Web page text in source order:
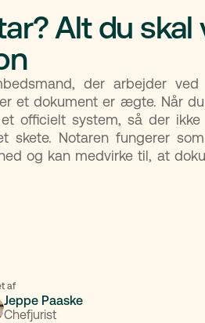
Alt du
der arbejder
et dokument er ægte. Når
officielt system, så der
skete. Notaren fungerer
og kan medvirke til, at
af
Jeppe Paaske
Chefjurist